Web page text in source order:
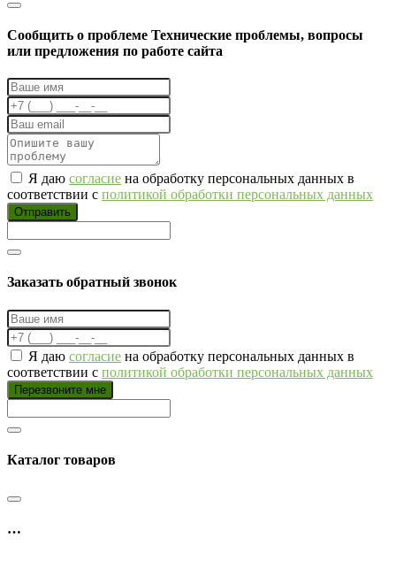
Cообщить о проблеме Технические проблемы, вопросы
или предложения по работе сайта
Я даю согласие на обработку персональных данных в
соответствии с политикой обработки персональных данных
Отправить
Заказать обратный звонок
Я даю согласие на обработку персональных данных в
соответствии с политикой обработки персональных данных
Перезвоните мне
Каталог товаров
…